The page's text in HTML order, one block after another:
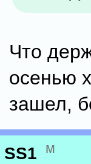
Что
осенью
зашел,
SS1 м